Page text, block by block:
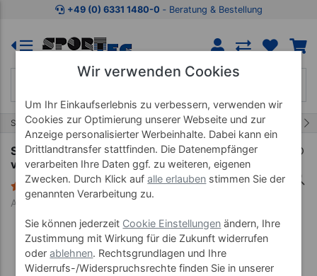
Zum Kaufbereich springen Zur Produktbeschreibung
+49 (0) 6331 1480-0 ‐ Beratung & Bestellung
Start Gymnastikartikel Gymnastikseile
Stahl-Springseil Skip Rope inkl. 2 Gewichten,
verstellbar, 270 cm
3 Bewertungen
Art-Nr. 03522
Wir verwenden Cookies
Um Ihr Einkaufserlebnis zu verbessern, verwenden wir
Cookies zur Optimierung unserer Webseite und zur
Anzeige personalisierter Werbeinhalte. Dabei kann ein
Drittlandtransfer stattfinden. Die Datenempfänger
verarbeiten Ihre Daten ggf. zu weiteren, eigenen
Zwecken. Durch Klick aufalle erlauben stimmen Sie der
genannten Verarbeitung zu.
Sie können jederzeit Cookie Einstellungen ändern, Ihre
Zustimmung mit Wirkung für die Zukunft widerrufen
oderablehnen. Rechtsgrundlagen und Ihre
Widerrufs-/Widerspruchsrechte finden Sie in unserer